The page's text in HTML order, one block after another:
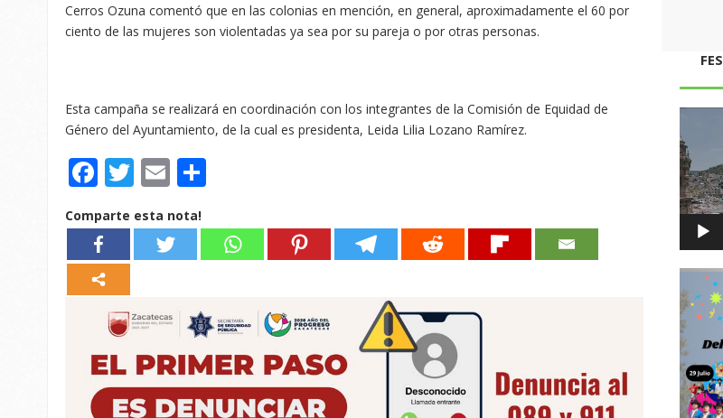
Cerros Ozuna comentó que en las colonias en mención, en general, aproximadamente el 60 por
ciento de las mujeres son violentadas ya sea por su pareja o por otras personas.
Esta campaña se realizará en coordinación con los integrantes de la Comisión de Equidad de
Género del Ayuntamiento, de la cual es presidenta, Leida Lilia Lozano Ramírez.
Facebook
Twitter
Email
Comparte esta nota!
de
vídeo